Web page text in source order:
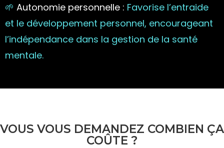
🌱 Autonomie personnelle : Favorise l’entraide
et le développement personnel, encourageant
l’indépendance dans la gestion de la santé
mentale.
VOUS VOUS DEMANDEZ COMBIEN ÇA
COÛTE ?